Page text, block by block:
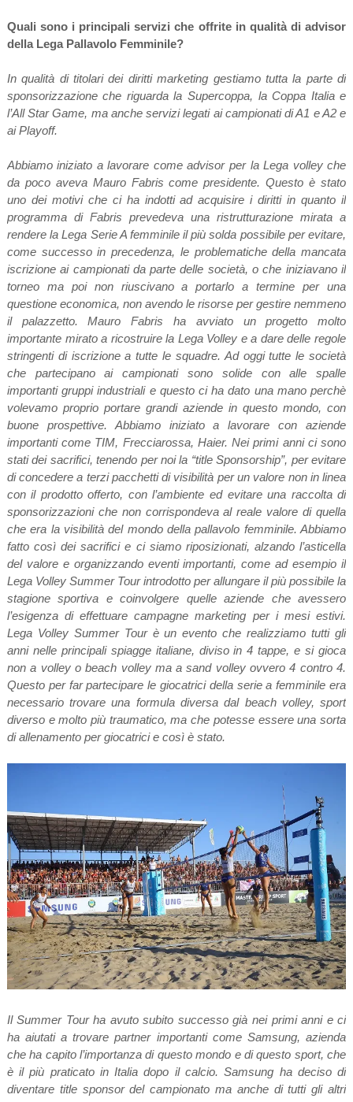
Quali sono i principali servizi che offrite in qualità di advisor
della Lega Pallavolo Femminile?
In qualità di titolari dei diritti marketing gestiamo tutta la parte di
sponsorizzazione che riguarda la Supercoppa, la Coppa Italia e
l’All Star Game, ma anche servizi legati ai campionati di A1 e A2 e
ai Playoff.
Abbiamo iniziato a lavorare come advisor per la Lega volley che
da poco aveva Mauro Fabris come presidente. Questo è stato
uno dei motivi che ci ha indotti ad acquisire i diritti in quanto il
programma di Fabris prevedeva una ristrutturazione mirata a
rendere la Lega Serie A femminile il più solda possibile per evitare,
come successo in precedenza, le problematiche della mancata
iscrizione ai campionati da parte delle società, o che iniziavano il
torneo ma poi non riuscivano a portarlo a termine per una
questione economica, non avendo le risorse per gestire nemmeno
il palazzetto. Mauro Fabris ha avviato un progetto molto
importante mirato a ricostruire la Lega Volley e a dare delle regole
stringenti di iscrizione a tutte le squadre. Ad oggi tutte le società
che partecipano ai campionati sono solide con alle spalle
importanti gruppi industriali e questo ci ha dato una mano perchè
volevamo proprio portare grandi aziende in questo mondo, con
buone prospettive. Abbiamo iniziato a lavorare con aziende
importanti come TIM, Frecciarossa, Haier. Nei primi anni ci sono
stati dei sacrifici, tenendo per noi la “title Sponsorship”, per evitare
di concedere a terzi pacchetti di visibilità per un valore non in linea
con il prodotto offerto, con l’ambiente ed evitare una raccolta di
sponsorizzazioni che non corrispondeva al reale valore di quella
che era la visibilità del mondo della pallavolo femminile. Abbiamo
fatto così dei sacrifici e ci siamo riposizionati, alzando l’asticella
del valore e organizzando eventi importanti, come ad esempio il
Lega Volley Summer Tour introdotto per allungare il più possibile la
stagione sportiva e coinvolgere quelle aziende che avessero
l’esigenza di effettuare campagne marketing per i mesi estivi.
Lega Volley Summer Tour è un evento che realizziamo tutti gli
anni nelle principali spiagge italiane, diviso in 4 tappe, e si gioca
non a volley o beach volley ma a sand volley ovvero 4 contro 4.
Questo per far partecipare le giocatrici della serie a femminile era
necessario trovare una formula diversa dal beach volley, sport
diverso e molto più traumatico, ma che potesse essere una sorta
di allenamento per giocatrici e così è stato.
Il Summer Tour ha avuto subito successo già nei primi anni e ci
ha aiutati a trovare partner importanti come Samsung, azienda
che ha capito l’importanza di questo mondo e di questo sport, che
è il più praticato in Italia dopo il calcio. Samsung ha deciso di
diventare title sponsor del campionato ma anche di tutti gli altri